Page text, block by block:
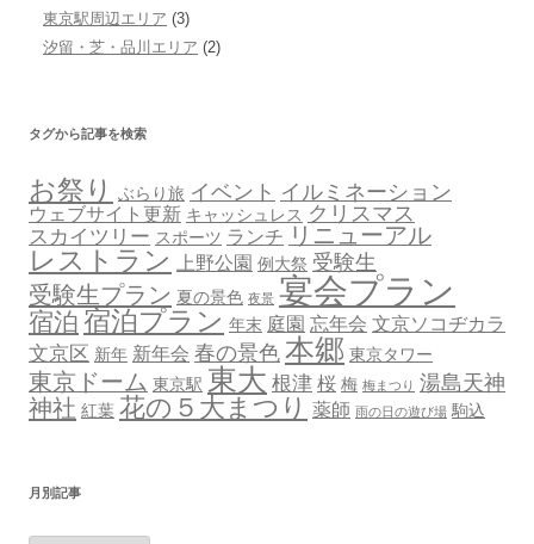
東京駅周辺エリア (3)
汐留・芝・品川エリア (2)
タグから記事を検索
お祭り ぶらり旅 イベント イルミネーション
ウェブサイト更新 キャッシュレス クリスマス
スカイツリー スポーツ ランチ リニューアル
レストラン 上野公園 例大祭 受験生
受験生プラン 夏の景色 夜景 宴会プラン
宿泊 宿泊プラン 年末 庭園 忘年会 文京ソコヂカラ
文京区 新年 新年会 春の景色本郷 東京タワー
東京ドーム 東京駅 東大 根津 桜 梅 梅まつり 湯島天神
神社 紅葉 花の５大まつり 薬師 雨の日の遊び場 駒込
月別記事